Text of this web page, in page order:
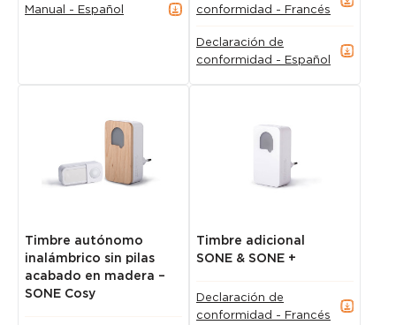
Manual - Español
conformidad - Francés
Declaración de
conformidad - Español
Timbre autónomo
inalámbrico sin pilas
acabado en madera –
SONE Cosy
Timbre adicional
SONE & SONE +
Declaración de
conformidad - Francés